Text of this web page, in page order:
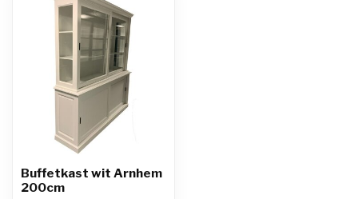
Buffetkast wit Arnhem
200cm